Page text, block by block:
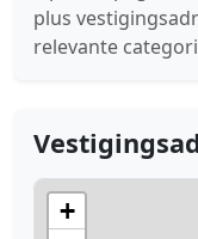
plus
relevante
+